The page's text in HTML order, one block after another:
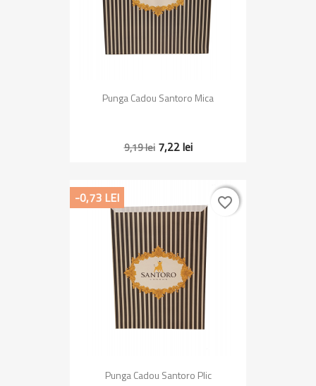
Punga Cadou Santoro Mica
9,19 lei 7,22 lei
Punga Cadou Santoro Plic
-0,73 LEI favorite_border
favorite_border